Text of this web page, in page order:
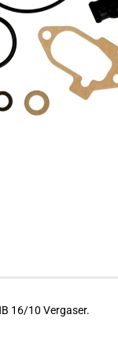
16/10 Vergaser.